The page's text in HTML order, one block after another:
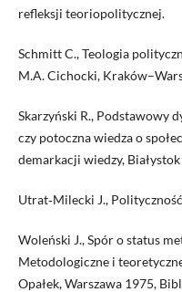
refleksji teoriopolitycznej.
Schmitt C., Teologia
M.A. Cichocki,
Skarzyński R., Podstawowy
czy potoczna wiedza o
demarkacji wiedzy,
Utrat‑Milecki J.,
Woleński J., Spór o status
Metodologiczne i
Opałek, Warszawa 1975,